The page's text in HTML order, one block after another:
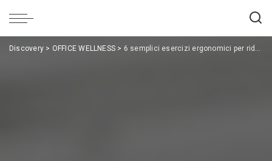
Discovery > OFFICE WELLNESS > 6 semplici esercizi ergonomici per ridurre i problemi muscolo-scheletrici in ufficio